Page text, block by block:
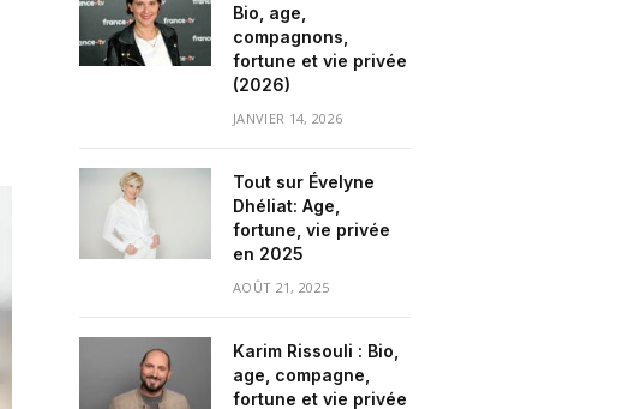
Bio, age,
compagnons,
fortune et vie privée
(2026)
JANVIER 14, 2026
Tout sur Évelyne
Dhéliat: Age,
fortune, vie privée
en 2025
AOÛT 21, 2025
Karim Rissouli : Bio,
age, compagne,
fortune et vie privée